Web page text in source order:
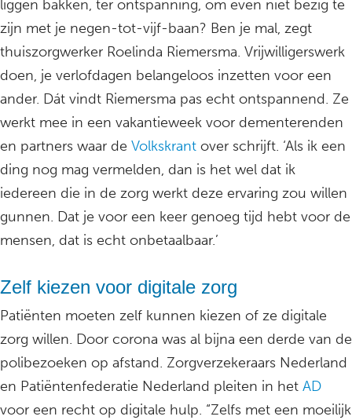
liggen bakken, ter ontspanning, om even niet bezig te
zijn met je negen-tot-vijf-baan? Ben je mal, zegt
thuiszorgwerker Roelinda Riemersma. Vrijwilligerswerk
doen, je verlofdagen belangeloos inzetten voor een
ander. Dát vindt Riemersma pas echt ontspannend. Ze
werkt mee in een vakantieweek voor dementerenden
en partners waar de Volkskrant over schrijft. ‘Als ik een
ding nog mag vermelden, dan is het wel dat ik
iedereen die in de zorg werkt deze ervaring zou willen
gunnen. Dat je voor een keer genoeg tijd hebt voor de
mensen, dat is echt onbetaalbaar.’
Zelf kiezen voor digitale zorg
Patiënten moeten zelf kunnen kiezen of ze digitale
zorg willen. Door corona was al bijna een derde van de
polibezoeken op afstand. Zorgverzekeraars Nederland
en Patiëntenfederatie Nederland pleiten in het AD
voor een recht op digitale hulp. “Zelfs met een moeilijk